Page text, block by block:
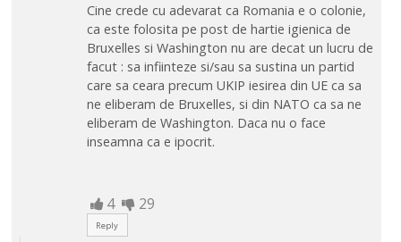
Cine crede cu adevarat ca Romania e o colonie,
ca este folosita pe post de hartie igienica de
Bruxelles si Washington nu are decat un lucru de
facut : sa infiinteze si/sau sa sustina un partid
care sa ceara precum UKIP iesirea din UE ca sa
ne eliberam de Bruxelles, si din NATO ca sa ne
eliberam de Washington. Daca nu o face
inseamna ca e ipocrit.
4 29
Reply